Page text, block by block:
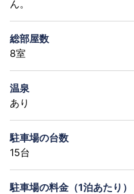
ん。
総部屋数
8室
温泉
あり
駐車場の台数
15台
駐車場の料金（1泊あたり）